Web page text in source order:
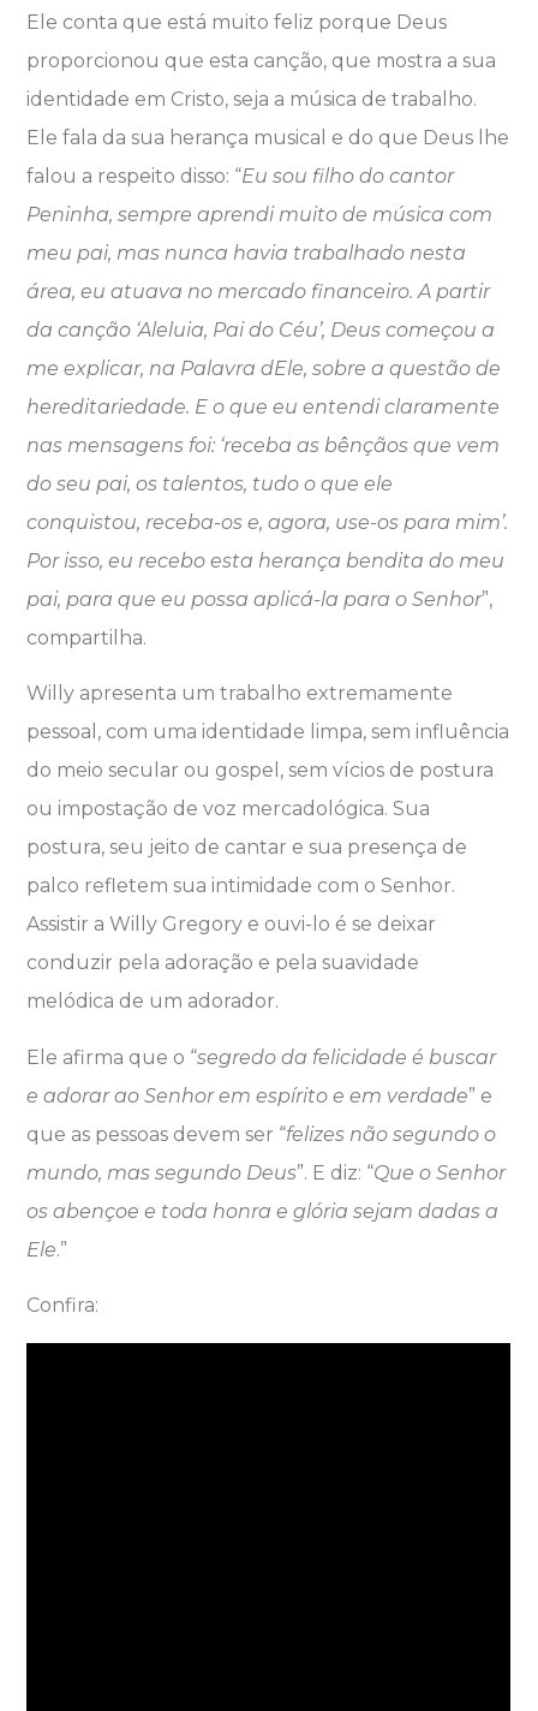
Ele conta que está muito feliz porque Deus
proporcionou que esta canção, que mostra a sua
identidade em Cristo, seja a música de trabalho.
Ele fala da sua herança musical e do que Deus lhe
falou a respeito disso: “Eu sou filho do cantor
Peninha, sempre aprendi muito de música com
meu pai, mas nunca havia trabalhado nesta
área, eu atuava no mercado financeiro. A partir
da canção ‘Aleluia, Pai do Céu’, Deus começou a
me explicar, na Palavra dEle, sobre a questão de
hereditariedade. E o que eu entendi claramente
nas mensagens foi: ‘receba as bênçãos que vem
do seu pai, os talentos, tudo o que ele
conquistou, receba-os e, agora, use-os para mim’.
Por isso, eu recebo esta herança bendita do meu
pai, para que eu possa aplicá-la para o Senhor”,
compartilha.
Willy apresenta um trabalho extremamente
pessoal, com uma identidade limpa, sem influência
do meio secular ou gospel, sem vícios de postura
ou impostação de voz mercadológica. Sua
postura, seu jeito de cantar e sua presença de
palco refletem sua intimidade com o Senhor.
Assistir a Willy Gregory e ouvi-lo é se deixar
conduzir pela adoração e pela suavidade
melódica de um adorador.
Ele afirma que o “segredo da felicidade é buscar
e adorar ao Senhor em espírito e em verdade” e
que as pessoas devem ser “felizes não segundo o
mundo, mas segundo Deus”. E diz: “Que o Senhor
os abençoe e toda honra e glória sejam dadas a
Ele.”
Confira: